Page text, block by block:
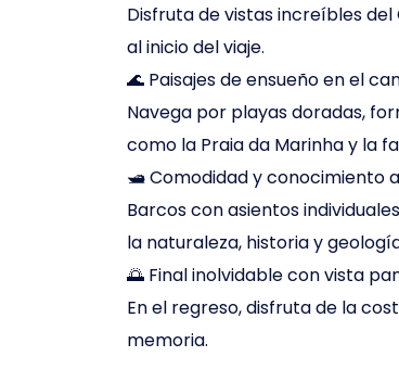
Disfruta de vistas increíbles
al inicio del viaje.
🌊 Paisajes de ensueño en el
Navega por playas doradas,
como la Praia da Marinha y la
🛥️ Comodidad y conocimiento
Barcos con asientos
la naturaleza, historia y
🌅 Final inolvidable con vista
En el regreso, disfruta de la
memoria.